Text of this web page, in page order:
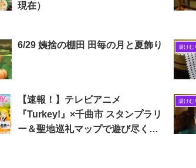
現在）
6/29 姨捨の棚田 田毎の月と夏飾り 湯けむ
【速報！】テレビアニメ
『Turkey!』×千曲市 スタンプラリ
ー＆聖地巡礼マップで遊び尽くそ
湯けむ